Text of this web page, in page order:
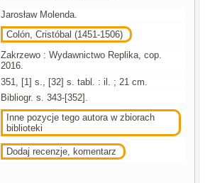
Jarosław Molenda.
Colón, Cristóbal (1451-1506)
Zakrzewo : Wydawnictwo Replika, cop.
2016.
351, [1] s., [32] s. tabl. : il. ; 21 cm.
Bibliogr. s. 343-[352].
Inne pozycje tego autora w zbiorach
biblioteki
Dodaj recenzje, komentarz